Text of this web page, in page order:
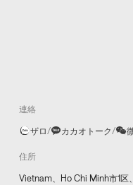
連絡
ザロ/ カカオトーク/
住所
Vietnam、Ho Chi Minh市1